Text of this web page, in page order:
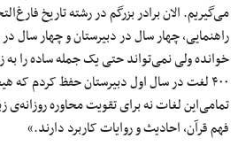
می‌گیریم. الان برادر بزرگم در رشته تاریخ
راهنمایی، چهار سال در دبیرستان و چهار سال
خوانده ولی نمی‌تواند حتی یک جمله ساده را به
۴۰۰ لغت در سال اول دبیرستان حفظ کردم که
تمامی‌این لغات نه برای تقویت محاوره روزانه‌ی
فهم قرآن، احادیث و روایات کاربرد دارند.»